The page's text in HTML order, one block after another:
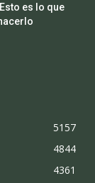
es lo que
5157
4844
4361